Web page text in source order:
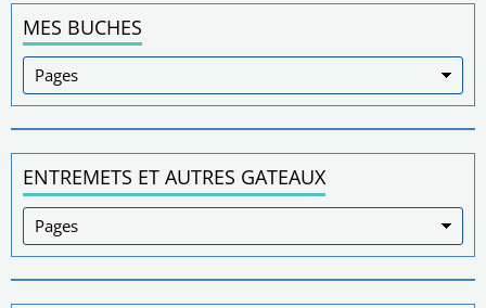
MES BUCHES
ENTREMETS ET AUTRES GATEAUX